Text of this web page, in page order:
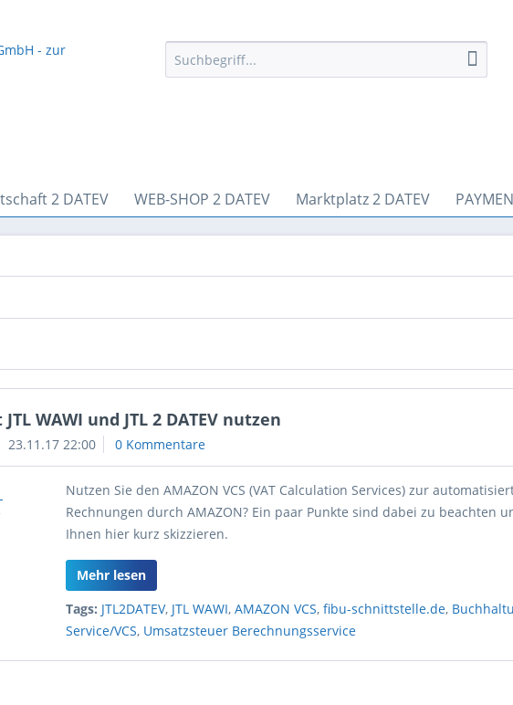
2 DATEV WEB-SHOP 2 DATEV Marktplatz 2 DATEV
WAWI und JTL 2 DATEV nutzen
23.11.17 22:00 0 Kommentare
Nutzen Sie den AMAZON VCS (VAT Calculation Services) zur
Rechnungen durch AMAZON? Ein paar Punkte sind dabei zu beachten
Ihnen hier kurz skizzieren.
Mehr lesen
Tags: JTL2DATEV, JTL WAWI,AMAZON VCS,fibu-schnittstelle.de,
Service/VCS, Umsatzsteuer Berechnungsservice